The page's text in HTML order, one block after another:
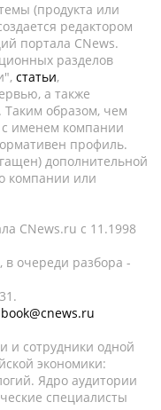
(продукта или
редактором
портала CNews.
разделов
статьи,
а также
Таким образом, чем
именем компании
профиль.
дополнительной
компании или
CNews.ru c 11.1998
очереди разбора -
book@cnews.ru
и сотрудники одной
экономики:
Ядро аудитории
специалисты